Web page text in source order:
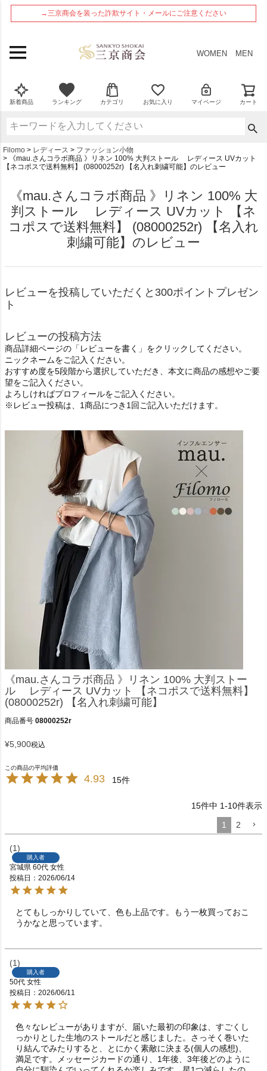
→三京商会を装った詐欺サイト・メールにご注意ください
WOMEN MEN
新着商品 ランキング カテゴリ お気に入り マイページ カート
Filomo レディース
ファッション小物
《mau.さんコラボ商品 》リネン 100% 大判ストール レディース UVカット
【ネコポスで送料無料】 (08000252r) 【名入れ刺繍可能】のレビュー
《mau.さんコラボ商品 》リネン 100% 大
判ストール レディース UVカット 【ネ
コポスで送料無料】 (08000252r) 【名入れ
刺繍可能】のレビュー
レビューを投稿していただくと300ポイントプレゼン
ト
レビューの投稿方法
商品詳細ページの「レビューを書く」をクリックしてください。
ニックネームをご記入ください。
おすすめ度を5段階から選択していただき、本文に商品の感想やご要
望をご記入ください。
よろしければプロフィールをご記入ください。
※レビュー投稿は、1商品につき1回ご記入いただけます。
《mau.さんコラボ商品 》リネン 100% 大判ストー
ル レディース UVカット 【ネコポスで送料無料】
(08000252r) 【名入れ刺繍可能】
商品番号 08000252r
¥5,900税込
4.93 15
15件中 1-10件表示
1
2
1
購入者
宮城県 60代 女性
投稿日
2026/06/14
とてもしっかりしていて、色も上品です。もう一枚買っておこ
うかなと思っています。
1
購入者
50代 女性
投稿日
2026/06/11
色々なレビューがありますが、届いた最初の印象は、すごくし
っかりとした生地のストールだと感じました。さっそく巻いた
り結んでみたりすると、とにかく素敵に決まる(個人の感想)、
満足です。メッセージカードの通り、1年後、3年後どのように
ペー